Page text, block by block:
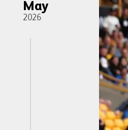
May
2026